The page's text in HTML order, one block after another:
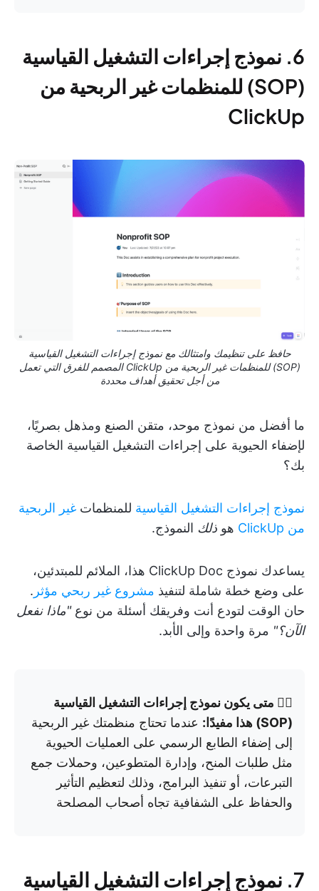
6. نموذج إجراءات التشغيل القياسية
(SOP) للمنظمات غير الربحية من
ClickUp
حافظ على تنظيمك وامتثالك مع نموذج إجراءات التشغيل القياسية
(SOP) للمنظمات غير الربحية من ClickUp المصمم للفرق التي تعمل
من أجل تحقيق أهداف محددة
ما أفضل من نموذج موحد، متقن الصنع ومذهل بصريًا،
لإضفاء الحيوية على إجراءات التشغيل القياسية الخاصة
بك؟
نموذج إجراءات التشغيل القياسية للمنظمات غير الربحية
من ClickUp
هو ذلك النموذج.
يساعدك نموذج ClickUp Doc هذا، الملائم للمبتدئين،
على وضع خطة شاملة لتنفيذ مشروع غير ربحي مؤثر .
حان الوقت لتودع أنت وفريقك أسئلة من نوع"ماذا نفعل
الآن؟" مرة واحدة وإلى الأبد.
👉🏼 متى يكون نموذج إجراءات التشغيل القياسية
(SOP) هذا مفيدًا:
عندما تحتاج منظمتك غير الربحية
إلى إضفاء الطابع الرسمي على العمليات الحيوية
مثل طلبات المنح، وإدارة المتطوعين، وحملات جمع
التبرعات، أو تنفيذ البرامج، وذلك لتعظيم التأثير
والحفاظ على الشفافية تجاه أصحاب المصلحة
7. نموذج إجراءات التشغيل القياسية